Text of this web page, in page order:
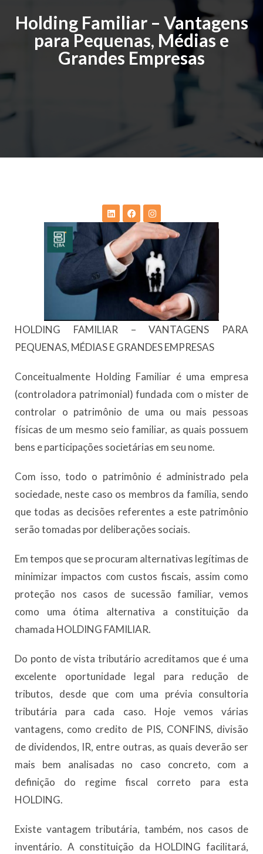
Holding Familiar – Vantagens
para Pequenas, Médias e
Grandes Empresas
HOLDING FAMILIAR – VANTAGENS PARA
PEQUENAS, MÉDIAS E GRANDES EMPRESAS
Conceitualmente Holding Familiar é uma empresa
(controladora patrimonial) fundada com o mister de
controlar o patrimônio de uma ou mais pessoas
físicas de um mesmo seio familiar, as quais possuem
bens e participações societárias em seu nome.
Com isso, todo o patrimônio é administrado pela
sociedade, neste caso os membros da família, sendo
que todas as decisões referentes a este patrimônio
serão tomadas por deliberações sociais.
Em tempos que se procuram alternativas legítimas de
minimizar impactos com custos fiscais, assim como
proteção nos casos de sucessão familiar, vemos
como uma ótima alternativa a constituição da
chamada HOLDING FAMILIAR.
Do ponto de vista tributário acreditamos que é uma
excelente oportunidade legal para redução de
tributos, desde que com uma prévia consultoria
tributária para cada caso. Hoje vemos várias
vantagens, como credito de PIS, CONFINS, divisão
de dividendos, IR, entre outras, as quais deverão ser
mais bem analisadas no caso concreto, com a
definição do regime fiscal correto para esta
HOLDING.
Existe vantagem tributária, também, nos casos de
inventário. A constituição da HOLDING facilitará,